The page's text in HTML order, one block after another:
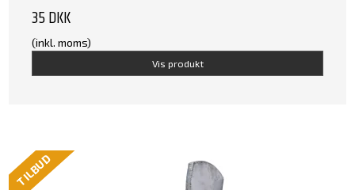
35 DKK
(inkl. moms)
Vis produkt
TILBUD